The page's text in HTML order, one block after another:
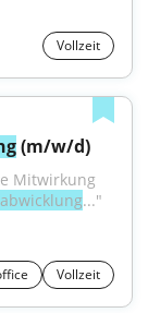
Vollzeit
(m/w/d)
Mitwirkung
..."
Vollzeit